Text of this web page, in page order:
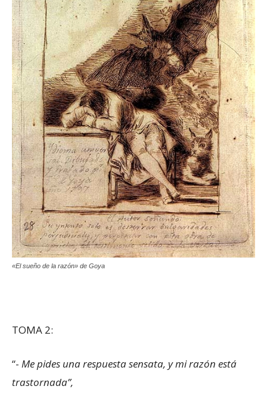
«El sueño de la razón» de Goya
TOMA 2:
“- Me pides una respuesta sensata, y mi razón está
trastornada”,